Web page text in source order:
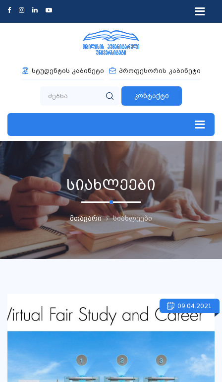
სტუდენტის კაბინეტი პროფესორის კაბინეტი
კონტაქტი
სიახლეები
მთავარი სიახლეები
09.04.2021